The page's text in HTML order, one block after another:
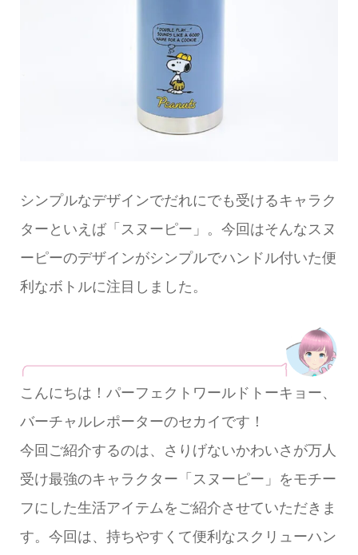
シンプルなデザインでだれにでも受けるキャラク
ターといえば「スヌーピー」。今回はそんなスヌ
ーピーのデザインがシンプルでハンドル付いた便
利なボトルに注目しました。
こんにちは！パーフェクトワールドトーキョー、
バーチャルレポーターのセカイです！
今回ご紹介するのは、さりげないかわいさが万人
受け最強のキャラクター「スヌーピー」をモチー
フにした生活アイテムをご紹介させていただきま
す。今回は、持ちやすくて便利なスクリューハン